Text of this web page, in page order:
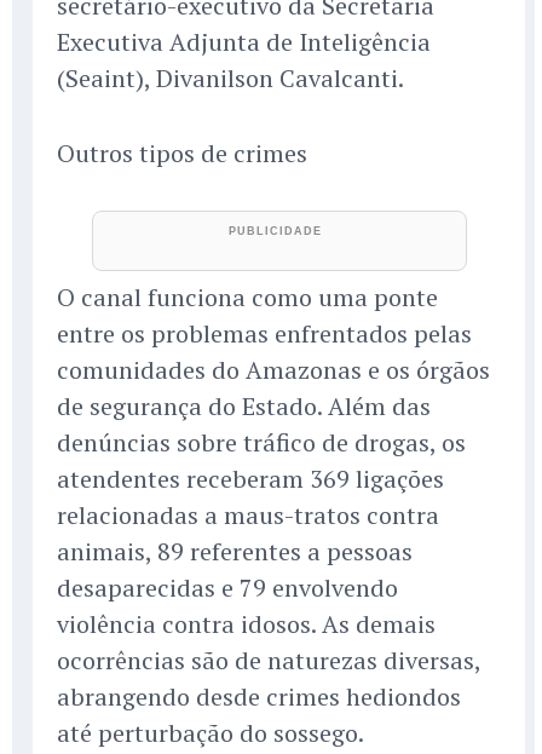
Executiva Adjunta de Inteligência
(Seaint), Divanilson Cavalcanti.
Outros tipos de crimes
O canal funciona como uma ponte
entre os problemas enfrentados pelas
comunidades do Amazonas e os órgãos
de segurança do Estado. Além das
denúncias sobre tráfico de drogas, os
atendentes receberam 369 ligações
relacionadas a maus-tratos contra
animais, 89 referentes a pessoas
desaparecidas e 79 envolvendo
violência contra idosos. As demais
ocorrências são de naturezas diversas,
abrangendo desde crimes hediondos
até perturbação do sossego.